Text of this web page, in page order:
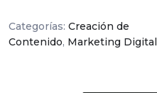
Categorías: Creación de
Contenido, Marketing Digital